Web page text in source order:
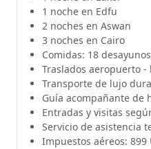
1 noche en Edfu
2 noches en Aswan
3 noches en Cairo
Comidas: 18
Traslados aeropuerto
Transporte de lujo
Guía acompañante de
Entradas y visitas
Servicio de asistencia
Impuestos aéreos: 899